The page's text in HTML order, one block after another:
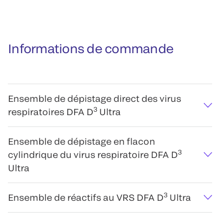
Informations de commande
Ensemble de dépistage direct des virus
respiratoires DFA D3 Ultra
Ensemble de dépistage en flacon
cylindrique du virus respiratoire DFA D3
Ultra
Ensemble de réactifs au VRS DFA D3 Ultra